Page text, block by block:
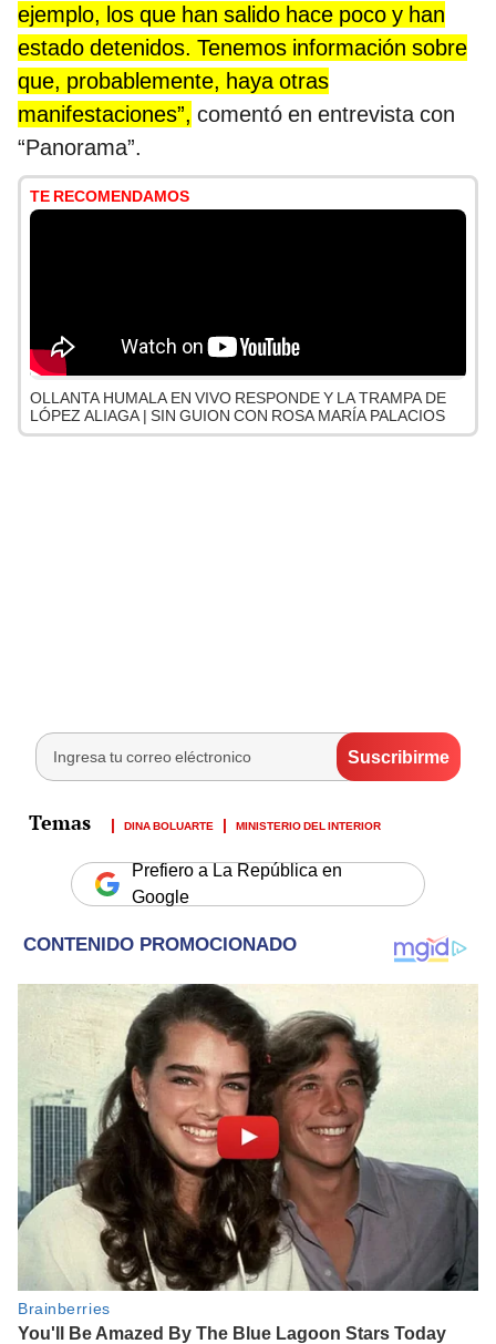
ejemplo, los que han salido hace poco y han
estado detenidos. Tenemos información sobre
que, probablemente, haya otras
manifestaciones”, comentó en entrevista con
“Panorama”.
TE RECOMENDAMOS
OLLANTA HUMALA EN VIVO RESPONDE Y LA TRAMPA DE
LÓPEZ ALIAGA | SIN GUION CON ROSA MARÍA PALACIOS
DINA BOLUARTE MINISTERIO DEL INTERIOR
Prefiero a La República en
Google